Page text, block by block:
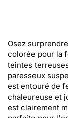
Osez
colorée pour la
teintes
paresseux
est entouré de
chaleureuse et
est clairement